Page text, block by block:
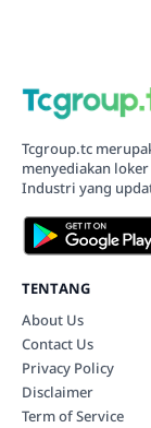
Tcgroup.tc
menyediakan
Industri yang
TENTANG
About Us
Contact Us
Privacy Policy
Disclaimer
Term of Service